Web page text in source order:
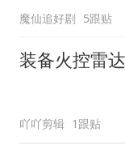
魔仙追好剧 5跟贴
装备火控雷
吖吖剪辑 1跟贴